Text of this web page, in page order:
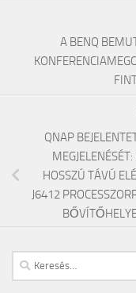
A BENQ
QNAP
HOSSZÚ TÁVÚ
J6412
Keresés: